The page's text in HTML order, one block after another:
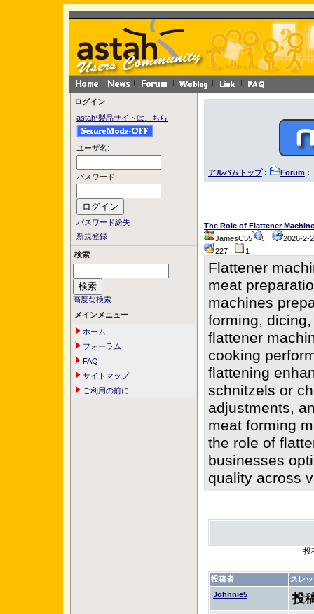
ログイン
astah*製品サイトはこちら
ユーザ名:
パスワード:
パスワード紛失
新規登録
検索
高度な検索
メインメニュー
ホーム
フォーラム
FAQ
サイトマップ
ご利用の前に
アルバムトップ: Forum :
The Role of Flattener
JamesC55
2026-
227
1
Flattener
meat
machines
forming,
flattener
cooking
flattening
schnitzels or
adjustments,
meat forming
the role of
businesses
quality across
投
投稿者
スレ
Johnnie5
投